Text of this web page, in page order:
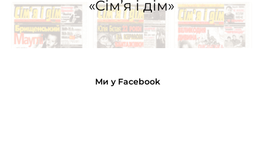
«Сім’я і дім»
Ми у Facebook